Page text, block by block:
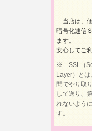
当店は、
暗号化通信
ます。
安心してご
※ SSL（
Layer）と
間でやり取
して送り、
れないよう
す。